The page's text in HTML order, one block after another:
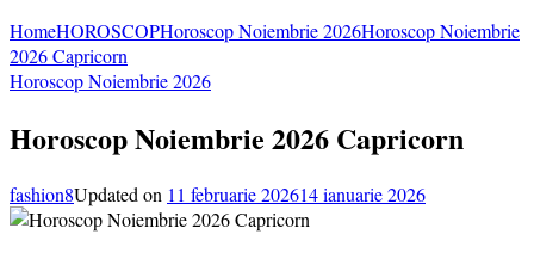
HomeHOROSCOPHoroscop Noiembrie 2026Horoscop Noiembrie
2026 Capricorn
Horoscop Noiembrie 2026
Horoscop Noiembrie 2026 Capricorn
fashion8Updated on 11 februarie 202614 ianuarie 2026